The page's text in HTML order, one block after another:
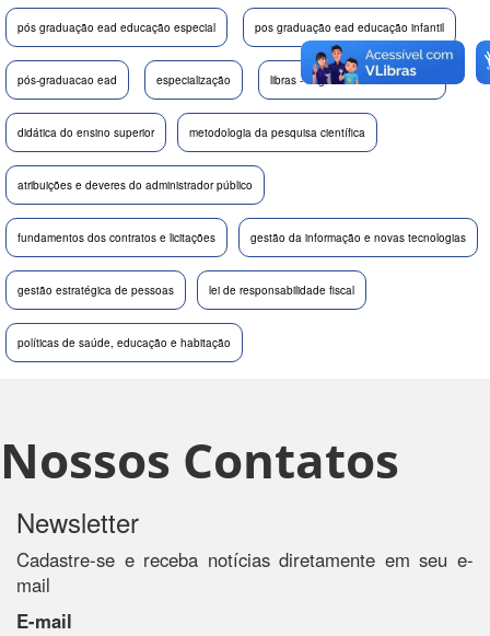
pós graduação ead educação especial pos graduação ead educação infantil
pós-graduacao ead especialização libras - língua brasileira de sinais
didática do ensino superior metodologia da pesquisa científica
atribuições e deveres do administrador público
fundamentos dos contratos e licitações gestão da informação e novas tecnologias
gestão estratégica de pessoas lei de responsabilidade fiscal
políticas de saúde, educação e habitação
Nossos Contatos
Newsletter
Cadastre-se e receba notícias diretamente em seu e-
mail
E-mail